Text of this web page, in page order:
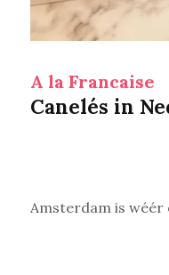
A la Francaise
Canelés in
Amsterdam is wéér